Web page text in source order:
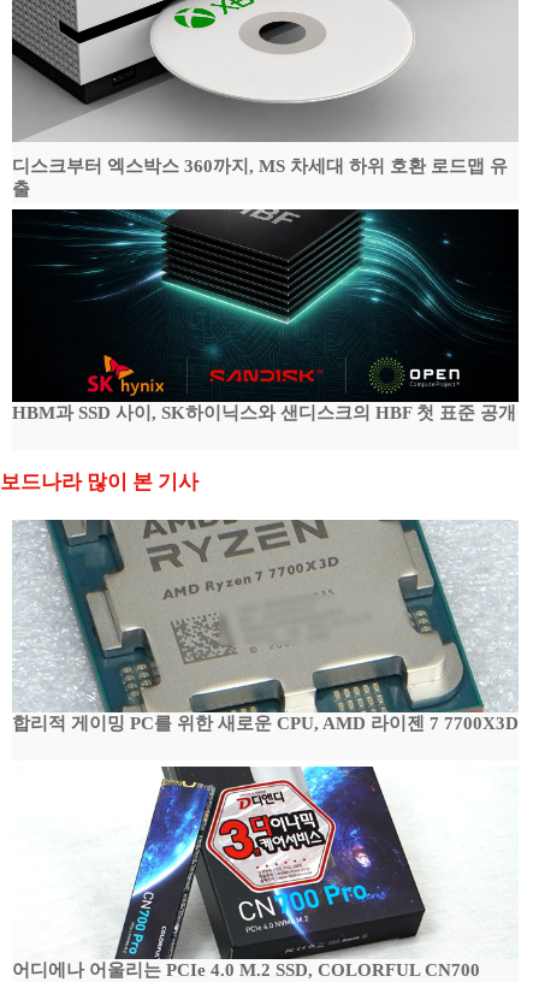
디스크부터 엑스박스 360까지, MS 차세대 하위 호환 로드맵 유
출
HBM과 SSD 사이, SK하이닉스와 샌디스크의 HBF 첫 표준 공개
보드나라 많이 본 기사
합리적 게이밍 PC를 위한 새로운 CPU, AMD 라이젠 7 7700X3D
어디에나 어울리는 PCIe 4.0 M.2 SSD, COLORFUL CN700